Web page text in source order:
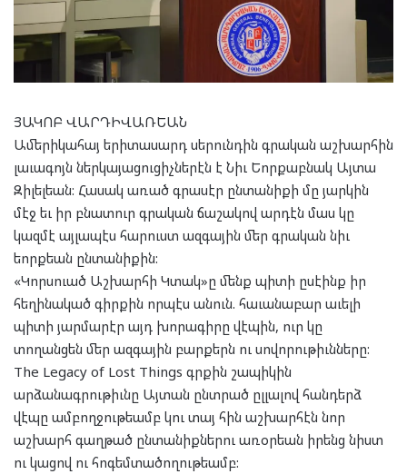
ՅԱԿՈԲ ՎԱՐԴԻՎԱՌԵԱՆ
Ամերիկահայ երիտասարդ սերունդին գրական աշխարհին
լաւագոյն ներկայացուցիչներէն է Նիւ Եորքաբնակ Այտա
Զիլելեան: Հասակ առած գրասէր ընտանիքի մը յարկին
մէջ եւ իր բնատուր գրական ճաշակով արդէն մաս կը
կազմէ այլապէս հարուստ ազգային մեր գրական նիւ
եորքեան ընտանիքին:
«Կորսուած Աշխարհի Կտակ»ը մենք պիտի ըսէինք իր
հեղինակած գիրքին որպէս անուն. հաւանաբար աւելի
պիտի յարմարէր այդ խորագիրը վէպին, ուր կը
տողանցեն մեր ազգային բարքերն ու սովորութիւնները:
The Legacy of Lost Things գրքին շապիկին
արձանագրութիւնը Այտան ընտրած ըլլալով հանդերձ
վէպը ամբողջութեամբ կու տայ հին աշխարհէն նոր
աշխարհ գաղթած ընտանիքներու առօրեան իրենց նիստ
ու կացով ու հոգեմտածողութեամբ: